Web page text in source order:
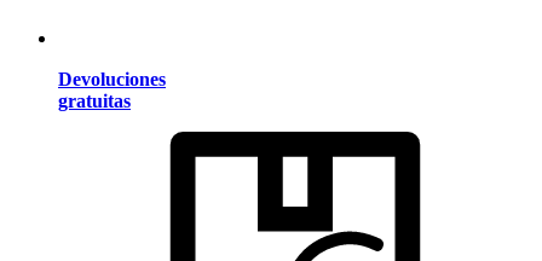
Devoluciones
gratuitas